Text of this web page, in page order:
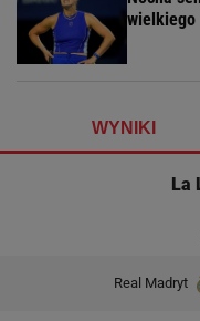
wielkiego
WYNIKI
La
Real Madryt